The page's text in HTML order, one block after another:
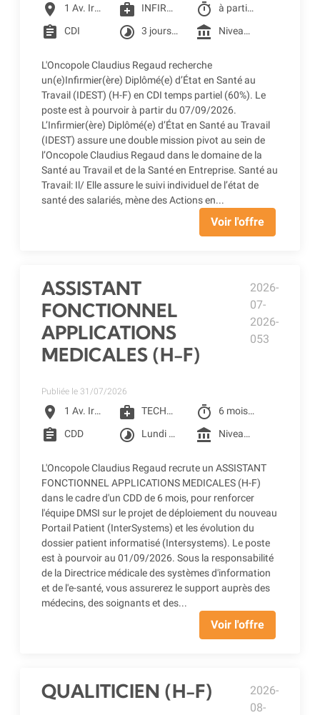
location_on 1 Av. Irène Joliot-Curie, Toulouse medical_services INFIRMIER D.E timer à partir du 07/09/2026
assignment CDI timelapse 3 jours par semaine : mercredi, jeudi, vendredi account_balance Niveau 4F1 selon la grille conventionnelle des CLCC (1 455.49 € Brut à 60%) + Prime SEGUR 1&2 + Reprise ancienneté
L'Oncopole Claudius Regaud recherche
un(e)Infirmier(ère) Diplômé(e) d’État en Santé au
Travail (IDEST) (H-F) en CDI temps partiel (60%). Le
poste est à pourvoir à partir du 07/09/2026.
L’Infirmier(ère) Diplômé(e) d’État en Santé au Travail
(IDEST) assure une double mission pivot au sein de
l’Oncopole Claudius Regaud dans le domaine de la
Santé au Travail et de la Santé en Entreprise. Santé au
Travail: Il/ Elle assure le suivi individuel de l’état de
santé des salariés, mène des Actions en...
Voir l'offre
ASSISTANT
FONCTIONNEL
APPLICATIONS
MEDICALES (H-F)
2026-
07-
2026-
053
Publiée le 31/07/2026
location_on 1 Av. Irène Joliot-Curie, Toulouse medical_services TECHNICIEN QUALIFIE timer 6 mois à partir du 01/09/2026
assignment CDD timelapse Lundi au vendredi account_balance Niveau 4F selon la grille conventionnelle des CLCC (2401.75€ Brut) + Prime SEGUR 1 + Reprise ancienneté
L'Oncopole Claudius Regaud recrute un ASSISTANT
FONCTIONNEL APPLICATIONS MEDICALES (H-F)
dans le cadre d'un CDD de 6 mois, pour renforcer
l'équipe DMSI sur le projet de déploiement du nouveau
Portail Patient (InterSystems) et les évolution du
dossier patient informatisé (Intersystems). Le poste
est à pourvoir au 01/09/2026. Sous la responsabilité
de la Directrice médicale des systèmes d'information
et de l'e-santé, vous assurerez le support auprès des
médecins, des soignants et des...
Voir l'offre
QUALITICIEN (H-F)
2026-
08-